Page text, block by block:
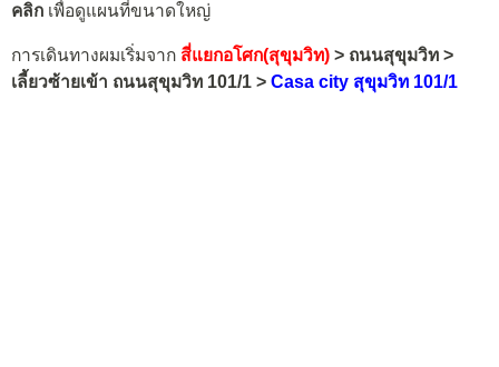
คลิก เพื่อดูแผนที่ขนาดใหญ่
การเดินทางผมเริ่มจาก สี่แยกอโศก(สุขุมวิท) > ถนนสุขุมวิท >
เลี้ยวซ้ายเข้า ถนนสุขุมวิท 101/1 > Casa city สุขุมวิท 101/1